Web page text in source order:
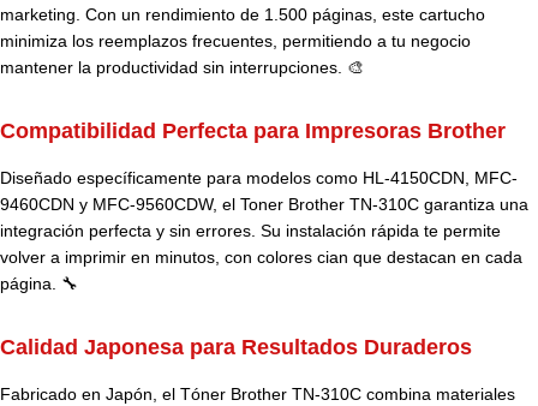
marketing. Con un rendimiento de 1.500 páginas, este cartucho
minimiza los reemplazos frecuentes, permitiendo a tu negocio
mantener la productividad sin interrupciones. 🎨
Compatibilidad Perfecta para Impresoras Brother
Diseñado específicamente para modelos como HL-4150CDN, MFC-
9460CDN y MFC-9560CDW, el Toner Brother TN-310C garantiza una
integración perfecta y sin errores. Su instalación rápida te permite
volver a imprimir en minutos, con colores cian que destacan en cada
página. 🔧
Calidad Japonesa para Resultados Duraderos
Fabricado en Japón, el Tóner Brother TN-310C combina materiales